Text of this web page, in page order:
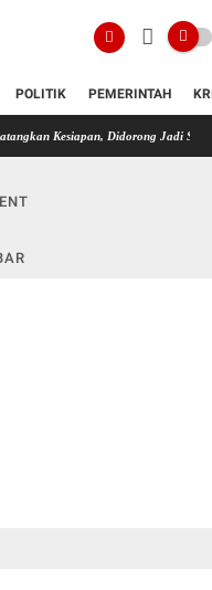
POLITIK PEMERINTAH
Didorong Jadi Simpul Strategis